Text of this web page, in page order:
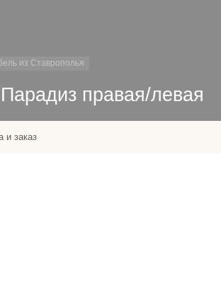
из Ставрополья
правая/левая
и заказ